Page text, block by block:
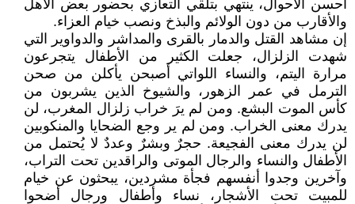
أحسن الأحوال، ينتهي بتلقي التعازي بحضور بعض الأهل
والأقارب من دون الولائم والبذخ ونصب خيام العزاء.
إن مشاهد القتل والدمار بالقرى والمداشر والدواوير التي
شهدت الزلزال، جعلت الكثير من الأطفال يتجرعون
مرارة اليتم، والنساء اللواتي أصبحن يأكلن من صحن
الترمل في عمر الزهور، والشيوخ الذين يشربون من
كأس الموت البشع. ومن لم يرَ خراب زلزال المغرب، لن
يدرك معنى الخراب. ومن لم ير وجع الضحايا والمنكوبين
لن يدرك معنى الفجيعة. حجرٌ وبشرٌ وعددٌ لا يُحتمل من
الأطفال والنساء والرجال الموتى والراقدين تحت التراب،
وآخرين وجدوا أنفسهم فجأة مشردين، يبحثون عن خيام
للمبيت تحت الأشجار، نساء وأطفال ورجال أضحوا